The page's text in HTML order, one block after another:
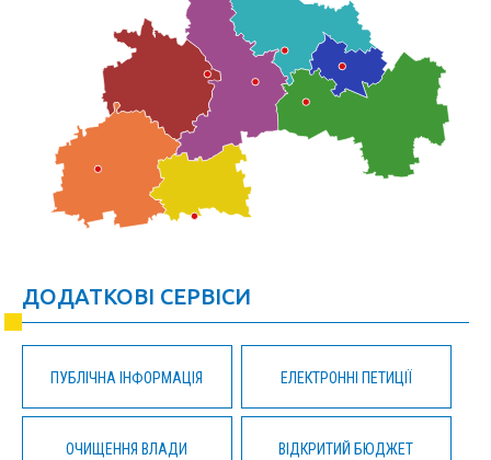
ДОДАТКОВІ СЕРВІСИ
ПУБЛІЧНА ІНФОРМАЦІЯ ЕЛЕКТРОННІ ПЕТИЦІЇ
ОЧИЩЕННЯ ВЛАДИ ВІДКРИТИЙ БЮДЖЕТ